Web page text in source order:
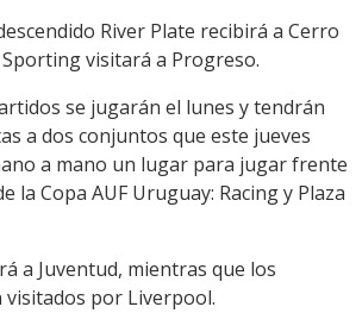
River Plate recibirá a Cerro
visitará a Progreso.
se jugarán el lunes y tendrán
a dos conjuntos que este jueves
a mano un lugar para jugar frente
la Copa AUF Uruguay: Racing y Plaza
a Juventud, mientras que los
visitados por Liverpool.